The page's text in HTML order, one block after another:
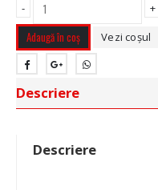
-
+
Adaugă în coș Vezi coșul
Descriere
Descriere